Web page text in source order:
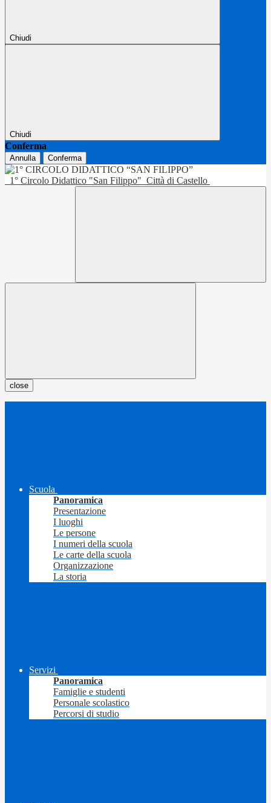
Chiudi
Chiudi
Conferma
Annulla Conferma
1° Circolo Didattico "San Filippo" Città di Castello
close
Scuola
Panoramica
Presentazione
I luoghi
Le persone
I numeri della scuola
Le carte della scuola
Organizzazione
La storia
Servizi
Panoramica
Famiglie e studenti
Personale scolastico
Percorsi di studio